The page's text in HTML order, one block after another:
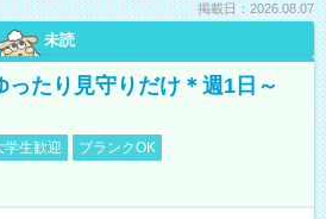
掲載日：2026.08.07
未読
ったり見守りだけ＊週1日～
学生歓迎
ブランクOK